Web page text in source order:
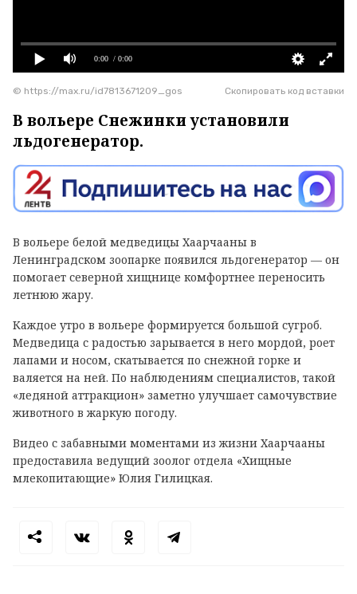
0:00 / 0:00
Скопировать код вставки
© https://max.ru/id7813671209_gos
В вольере Снежинки установили
льдогенератор.
В вольере белой медведицы Хаарчааны в
Ленинградском зоопарке появился льдогенератор — он
помогает северной хищнице комфортнее переносить
летнюю жару.
Каждое утро в вольере формируется большой сугроб.
Медведица с радостью зарывается в него мордой, роет
лапами и носом, скатывается по снежной горке и
валяется на ней. По наблюдениям специалистов, такой
«ледяной аттракцион» заметно улучшает самочувствие
животного в жаркую погоду.
Видео с забавными моментами из жизни Хаарчааны
предоставила ведущий зоолог отдела «Хищные
млекопитающие» Юлия Гилицкая.